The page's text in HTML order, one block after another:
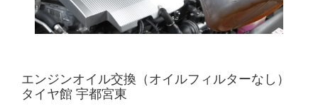
エンジンオイル交換（オイルフィルターなし）
タイヤ館 宇都宮東